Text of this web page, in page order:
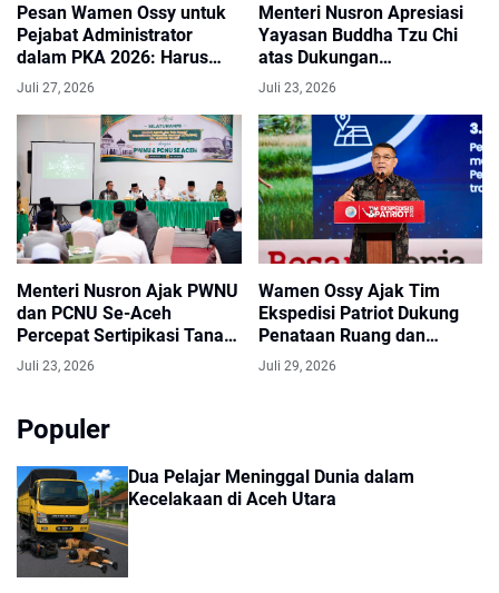
Pesan Wamen Ossy untuk
Pejabat Administrator
dalam PKA 2026: Harus
Jadi Arsitek Perubahan
Juli 27, 2026
Menteri Nusron Apresiasi
Yayasan Buddha Tzu Chi
atas Dukungan
Pembangunan Huntap bagi
Korban Bencana di Aceh
Tamiang
Juli 23, 2026
Menteri Nusron Ajak PWNU
dan PCNU Se-Aceh
Percepat Sertipikasi Tanah
Wakaf
Juli 23, 2026
Wamen Ossy Ajak Tim
Ekspedisi Patriot Dukung
Penataan Ruang dan
Pendataan Masalah
Juli 29, 2026
Populer
Dua Pelajar Meninggal Dunia dalam
Kecelakaan di Aceh Utara